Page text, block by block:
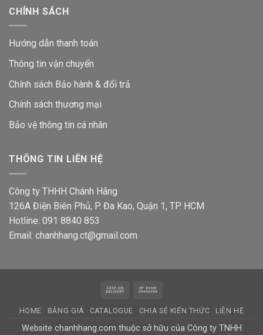
CHÍNH SÁCH
Hướng dẫn thanh toán
Thông tin vận chuyển
Chính sách Bảo hành & đổi trả
Chính sách thương mại
Bảo vệ thông tin cá nhân
THÔNG TIN LIÊN HỆ
Công ty THHH Chánh Hãng
126A Điện Biên Phủ, P. Đa Kao, Quận 1, TP. HCM
Hotline: 091 8840 853
Email: chanhhang.ct@gmail.com
Cash
Delivery
HOME BẢNG GIÁ CATALOGUE CHIA SẺ KIẾN THỨC LIÊN HỆ
Website chanhhang.com thuộc sở hữu của Công ty TNHH